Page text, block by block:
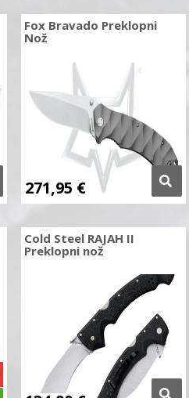
Fox Bravado Preklopni
Nož
271,95 €
Cold Steel RAJAH II
Preklopni nož